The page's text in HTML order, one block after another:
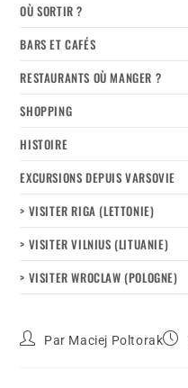
OÙ SORTIR ?
BARS ET CAFÉS
RESTAURANTS OÙ MANGER ?
SHOPPING
HISTOIRE
EXCURSIONS DEPUIS VARSOVIE
> VISITER RIGA (LETTONIE)
> VISITER VILNIUS (LITUANIE)
> VISITER WROCLAW (POLOGNE)
Par Maciej Poltorak